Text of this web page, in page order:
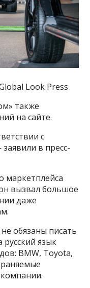
Look Press
также
на сайте.
с
в пресс-
маркетплейса
вызвал большое
даже
обязаны писать
язык
BMW, Toyota,